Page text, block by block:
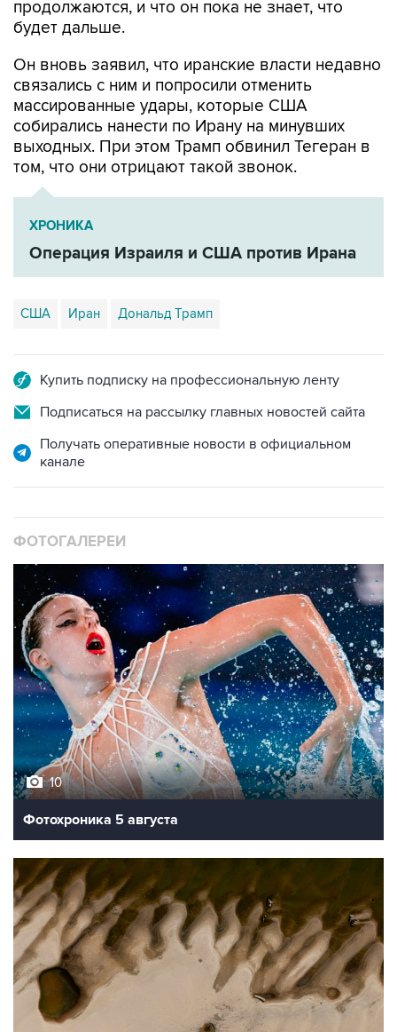
продолжаются, и что он пока не знает, что
будет дальше.
Он вновь заявил, что иранские власти недавно
связались с ним и попросили отменить
массированные удары, которые США
собирались нанести по Ирану на минувших
выходных. При этом Трамп обвинил Тегеран в
том, что они отрицают такой звонок.
ХРОНИКА
Операция Израиля и США против Ирана
США Иран Дональд Трамп
Купить подписку на профессиональную ленту
Подписаться на рассылку главных новостей сайта
Получать оперативные новости в официальном
канале
ФОТОГАЛЕРЕИ
10
Фотохроника 5 августа